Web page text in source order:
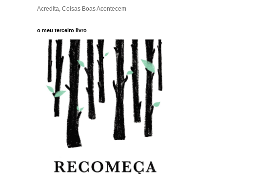
Acredita, Coisas Boas Acontecem
o meu terceiro livro